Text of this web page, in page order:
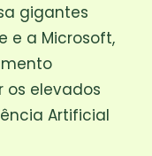
gigantes
e a Microsoft,
os elevados
Artificial